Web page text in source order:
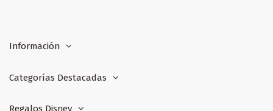
Información
Categorías Destacadas